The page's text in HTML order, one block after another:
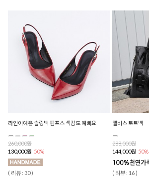
라인이예쁜 슬링백 펌프스 색감도 예뻐요
260,000원
130,000원 50%
( 리뷰 : 30 )
앨비스 토트백
288,000원
144,000원 50%
( 리뷰 : 16 )